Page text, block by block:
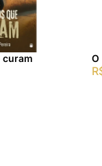
curam O